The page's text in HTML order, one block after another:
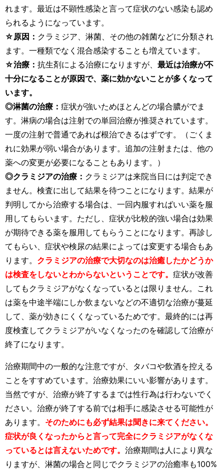
れます。最近は不顕性感染と言って症状のない感染も認め
られるようになっています。
☆原因： クラミジア、淋菌、その他の雑菌などに分類され
ます。一種類でなく混合感染することも増えています。
☆治療： 抗生剤による治療になりますが、 最近は治療が不
十分になることが原因で、薬に効かないことが多くなって
います。
◎淋菌の治療： 症状が強いためほとんどの場合膿がでま
す。淋病の場合は注射での単回治療が推奨されています。
一度の注射で普通であれば根治できるはずです。（ごくま
れに効果が弱い場合があります。追加の注射または、他の
薬への変更が必要になることもあります。）
◎クラミジアの治療： クラミジアは来院当日には判定でき
ません。検査に出して結果を待つことになります。結果が
判明してから治療する場合は、一回内服すればいい薬を服
用してもらいます。ただし、症状が比較的強い場合は効果
が期待できる薬を服用してもらうことになります。再診し
てもらい、症状や検尿の結果によっては変更する場合もあ
ります。 クラミジアの治療で大切なのは治癒したかどうか
は検査をしないとわからないということです。 症状が改善
してもクラミジアがなくなっているとは限りません。これ
は薬を中途半端にしか飲まないなどの不適切な治療が蔓延
して、薬が効きにくくなっているためです。最終的には再
度検査してクラミジアがいなくなったのを確認して治療が
終了になります。
治療期間中の一般的な注意ですが、タバコや飲酒を控える
ことをすすめています。治療効果にいい影響があります。
当然ですが、治療が終了するまでは性行為は行わないでく
ださい。治療が終了する前では相手に感染させる可能性が
あります。 そのためにも必ず結果は聞きに来てください。
症状が良くなったからと言って完全にクラミジアがなくな
っているとは言えないためです。 治療期間は人により異な
りますが、淋菌の場合と同じでクラミジアの治癒率も100%